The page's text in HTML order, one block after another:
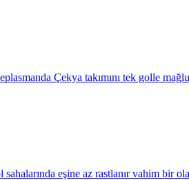
Çekya takımını tek golle
eşine az rastlanır vahim bir